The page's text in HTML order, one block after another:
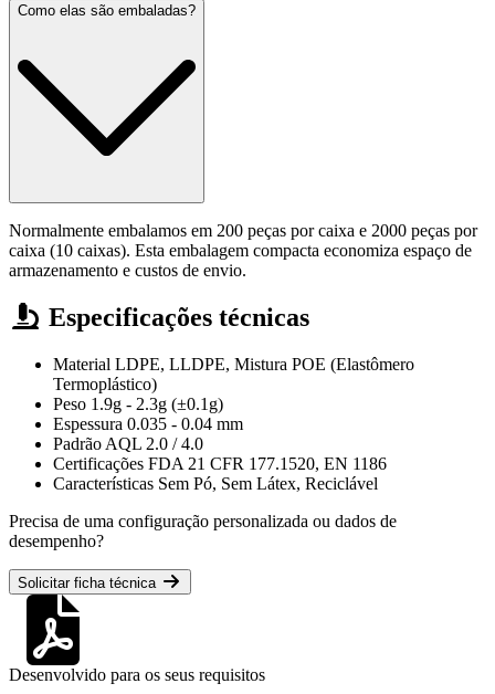
Como elas são embaladas?
Normalmente embalamos em 200 peças por caixa e 2000 peças por
caixa (10 caixas). Esta embalagem compacta economiza espaço de
armazenamento e custos de envio.
Especificações técnicas
Material LDPE, LLDPE, Mistura POE (Elastômero
Termoplástico)
Peso 1.9g - 2.3g (±0.1g)
Espessura 0.035 - 0.04 mm
Padrão AQL 2.0 / 4.0
Certificações FDA 21 CFR 177.1520, EN 1186
Características Sem Pó, Sem Látex, Reciclável
Precisa de uma configuração personalizada ou dados de
desempenho?
Solicitar ficha técnica
Desenvolvido para os seus requisitos